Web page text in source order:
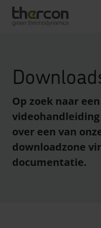
Op zoek naar
over een van
downloadzone
documentatie.